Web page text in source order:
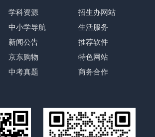
学科资源
招生办网站
中小学导航
生活服务
新闻公告
推荐软件
京东购物
特色网站
中考真题 商务合作